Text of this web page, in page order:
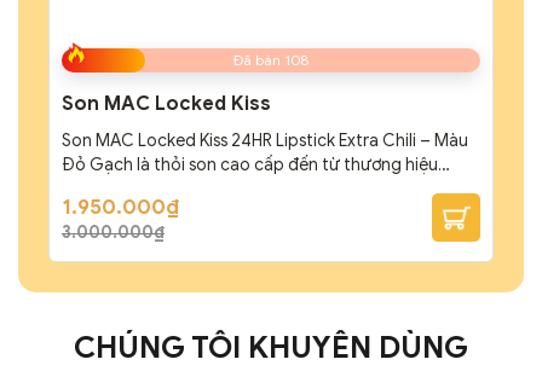
Đã bán 108
Son MAC Locked Kiss
3.000.000₫
Giá
gốc
là:
1.950.000₫
Giá
hiện
tại
1.950.000₫.
Son MAC Locked Kiss 24HR Lipstick Extra Chili – Màu
Đỏ Gạch là thỏi son cao cấp đến từ thương hiệu
MAC. Sở hữu màu son đỏ gạch cùng chất son siêu lì,
mềm mịn khiến ai nấy cũng phải mê mẩn. Son MAC
Locked Kiss 24HR Lipstick Extra Chili – Màu Đỏ Gạch
là thỏi son...
CHÚNG TÔI KHUYÊN DÙNG